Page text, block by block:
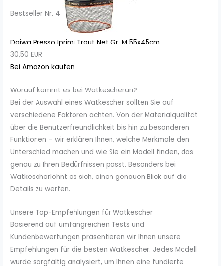
Bestseller Nr. 4
Daiwa Presso Iprimi Trout Net Gr. M 55x45cm...
30,50 EUR
Bei Amazon kaufen
Worauf kommt es bei Watkescheran?
Bei der Auswahl eines Watkescher sollten Sie auf
verschiedene Faktoren achten. Von der Materialqualität
über die Benutzerfreundlichkeit bis hin zu besonderen
Funktionen – wir erklären Ihnen, welche Merkmale den
Unterschied machen und wie Sie ein Modell finden, das
genau zu Ihren Bedürfnissen passt. Besonders bei
Watkescherlohnt es sich, einen genauen Blick auf die
Details zu werfen.
Unsere Top-Empfehlungen für Watkescher
Basierend auf umfangreichen Tests und
Kundenbewertungen präsentieren wir Ihnen unsere
Empfehlungen für die besten Watkescher. Jedes Modell
wurde sorgfältig analysiert, um Ihnen eine fundierte